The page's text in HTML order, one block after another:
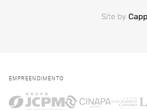
EMPREENDIMENTO